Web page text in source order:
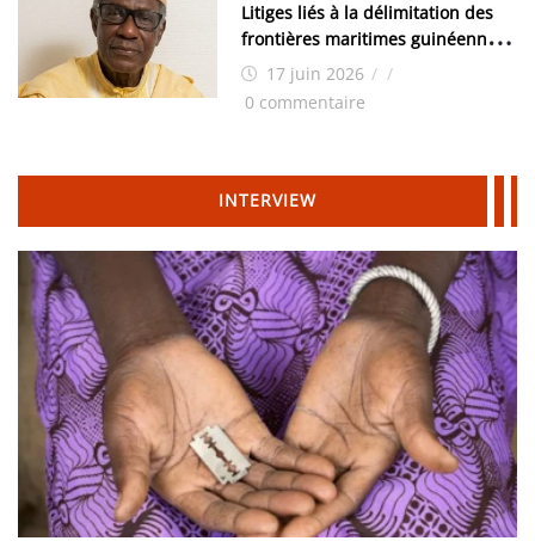
Litiges liés à la délimitation des
frontières maritimes guinéennes:
Idrissa Chérif écrit au ministre
des Hydrocarbures
17 juin 2026 / /
0 commentaire
INTERVIEW